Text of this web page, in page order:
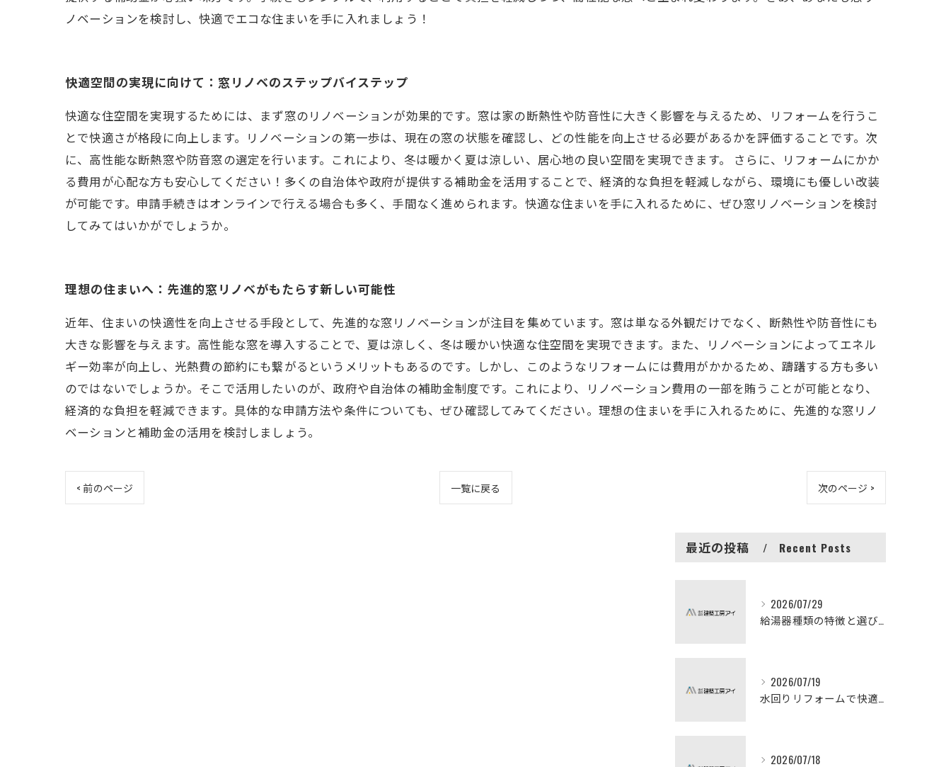
ノベーションを検討し、快適でエコな住まいを手に入れましょう！
快適空間の実現に向けて：窓リノベのステップバイステップ
快適な住空間を実現するためには、まず窓のリノベーションが効果的です。窓は家の断熱性や防音性に大きく影響を与えるため、リフォームを行うこ
とで快適さが格段に向上します。リノベーションの第一歩は、現在の窓の状態を確認し、どの性能を向上させる必要があるかを評価することです。次
に、高性能な断熱窓や防音窓の選定を行います。これにより、冬は暖かく夏は涼しい、居心地の良い空間を実現できます。 さらに、リフォームにかか
る費用が心配な方も安心してください！多くの自治体や政府が提供する補助金を活用することで、経済的な負担を軽減しながら、環境にも優しい改装
が可能です。申請手続きはオンラインで行える場合も多く、手間なく進められます。快適な住まいを手に入れるために、ぜひ窓リノベーションを検討
してみてはいかがでしょうか。
理想の住まいへ：先進的窓リノベがもたらす新しい可能性
近年、住まいの快適性を向上させる手段として、先進的な窓リノベーションが注目を集めています。窓は単なる外観だけでなく、断熱性や防音性にも
大きな影響を与えます。高性能な窓を導入することで、夏は涼しく、冬は暖かい快適な住空間を実現できます。また、リノベーションによってエネル
ギー効率が向上し、光熱費の節約にも繋がるというメリットもあるのです。しかし、このようなリフォームには費用がかかるため、躊躇する方も多い
のではないでしょうか。そこで活用したいのが、政府や自治体の補助金制度です。これにより、リノベーション費用の一部を賄うことが可能となり、
経済的な負担を軽減できます。具体的な申請方法や条件についても、ぜひ確認してみてください。理想の住まいを手に入れるために、先進的な窓リノ
ベーションと補助金の活用を検討しましょう。
< 前のページ 一覧に戻る 次のページ >
最近の投稿 Recent Posts
2026/07/29
給湯器種類の特徴と選び方ガイド
2026/07/19
水回りリフォームで快適な暮らしを実現する方法
2026/07/18